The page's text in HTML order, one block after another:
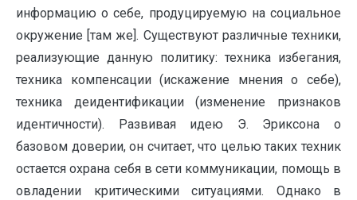
информацию о себе, продуцируемую на социальное
окружение [там же]. Существуют различные техники,
реализующие данную политику: техника избегания,
техника компенсации (искажение мнения о себе),
техника деидентификации (изменение признаков
идентичности). Развивая идею Э. Эриксона о
базовом доверии, он считает, что целью таких техник
остается охрана себя в сети коммуникации, помощь в
овладении критическими ситуациями. Однако в